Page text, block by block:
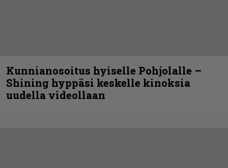
Kunnianosoitus hyiselle Pohjolalle –
Shining hyppäsi keskelle kinoksia
uudella videollaan